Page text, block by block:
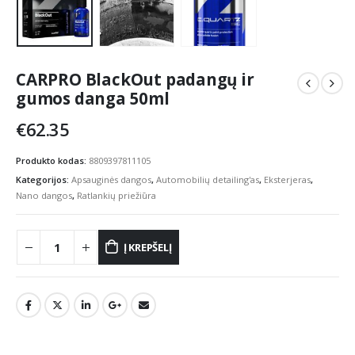
CARPRO BlackOut padangų ir
gumos danga 50ml
€62.35
Produkto kodas: 8809397811105
Kategorijos: Apsauginės dangos, Automobilių detailing'as, Eksterjeras,
Nano dangos, Ratlankių priežiūra
Į KREPŠELĮ